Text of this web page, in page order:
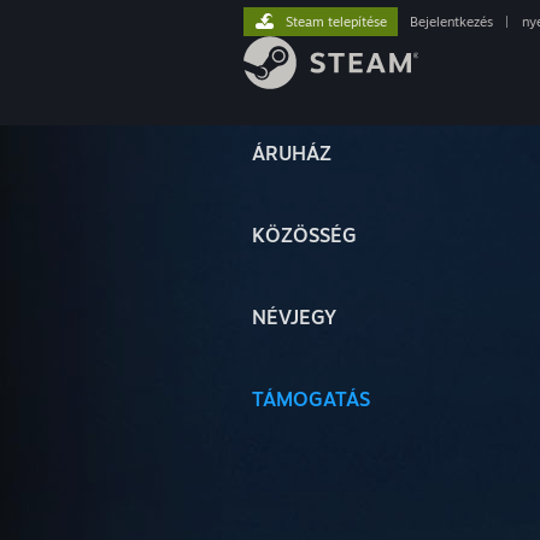
ÁRUHÁZ
KÖZÖSSÉG
NÉVJEGY
TÁMOGATÁS
Steam telepítése Bejelentkezés